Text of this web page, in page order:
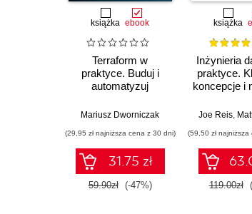
książka ebook
Terraform w
praktyce. Buduj i
automatyzuj
chmurową oraz
wykorzystaniem
Dockera
Mariusz Dworniczak
(29,95 zł najniższa cena z 30 dni)
31.75 zł
59.90zł (-47%)
książka
Inżynieria
praktyce.
koncepcje i
Joe Reis,
(59,50 zł
119.00zł